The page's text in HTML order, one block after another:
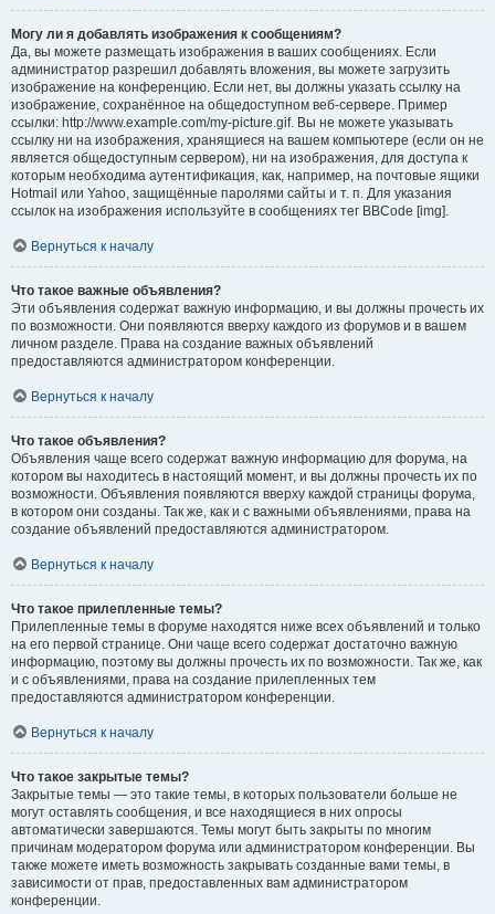
Могу ли я добавлять изображения к сообщениям?
Да, вы можете размещать изображения в ваших сообщениях. Если
администратор разрешил добавлять вложения, вы можете загрузить
изображение на конференцию. Если нет, вы должны указать ссылку на
изображение, сохранённое на общедоступном веб-сервере. Пример
ссылки: http://www.example.com/my-picture.gif. Вы не можете указывать
ссылку ни на изображения, хранящиеся на вашем компьютере (если он не
является общедоступным сервером), ни на изображения, для доступа к
которым необходима аутентификация, как, например, на почтовые ящики
Hotmail или Yahoo, защищённые паролями сайты и т. п. Для указания
ссылок на изображения используйте в сообщениях тег BBCode [img].
Вернуться к началу
Что такое важные объявления?
Эти объявления содержат важную информацию, и вы должны прочесть их
по возможности. Они появляются вверху каждого из форумов и в вашем
личном разделе. Права на создание важных объявлений
предоставляются администратором конференции.
Вернуться к началу
Что такое объявления?
Объявления чаще всего содержат важную информацию для форума, на
котором вы находитесь в настоящий момент, и вы должны прочесть их по
возможности. Объявления появляются вверху каждой страницы форума,
в котором они созданы. Так же, как и с важными объявлениями, права на
создание объявлений предоставляются администратором.
Вернуться к началу
Что такое прилепленные темы?
Прилепленные темы в форуме находятся ниже всех объявлений и только
на его первой странице. Они чаще всего содержат достаточно важную
информацию, поэтому вы должны прочесть их по возможности. Так же, как
и с объявлениями, права на создание прилепленных тем
предоставляются администратором конференции.
Вернуться к началу
Что такое закрытые темы?
Закрытые темы — это такие темы, в которых пользователи больше не
могут оставлять сообщения, и все находящиеся в них опросы
автоматически завершаются. Темы могут быть закрыты по многим
причинам модератором форума или администратором конференции. Вы
также можете иметь возможность закрывать созданные вами темы, в
зависимости от прав, предоставленных вам администратором
конференции.